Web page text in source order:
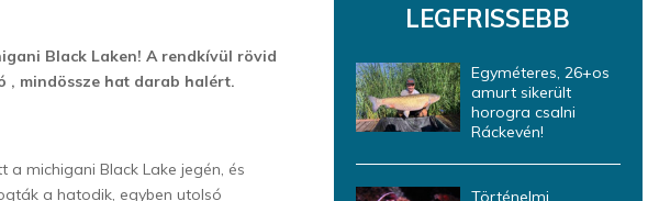
Black Laken! A rendkívül rövid
, mindössze hat darab halért.
a michiganiBlack Lake jegén, és
a hatodik, egyben utolsó
LEGFRISSEBB
Egyméteres, 26+os
amurt sikerült
horogra csalni
Ráckevén!
Történelmi